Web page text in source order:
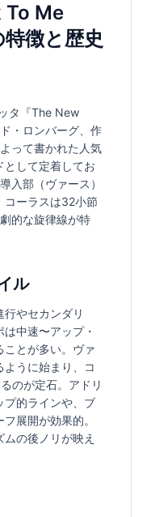
To Me
徴と歴史
タ『The New
・ロンバーグ、作
って書かれた人気
として定着してお
入部（ヴァース）
コーラスは32小節
的な旋律線が特
ル
やセカンダリ
中速〜アップ・
ことが多い。ヴァ
うに始まり、コ
のが定石。アドリ
プ的ラインや、ブ
展開が効果的。
の後ノリが映え